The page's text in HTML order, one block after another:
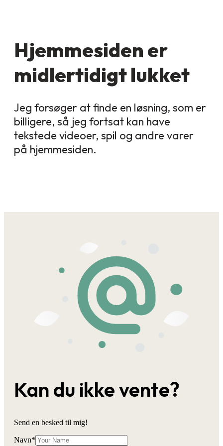
Hjemmesiden er
midlertidigt lukket
Jeg forsøger at finde en løsning, som er
billigere, så jeg fortsat kan have
tekstede videoer, spil og andre varer
på hjemmesiden.
Kan du ikke vente?
Send en besked til mig!
Navn*